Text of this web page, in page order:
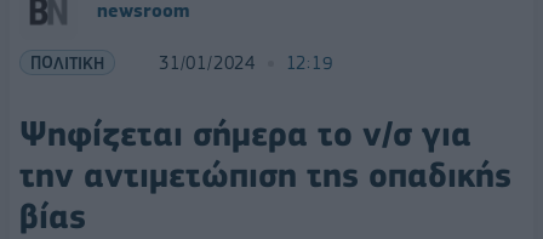
newsroom
ΠΟΛΙΤΙΚΗ 31/01/2024 12:19
Ψηφίζεται σήμερα το ν/σ για
την αντιμετώπιση της οπαδικής
βίας